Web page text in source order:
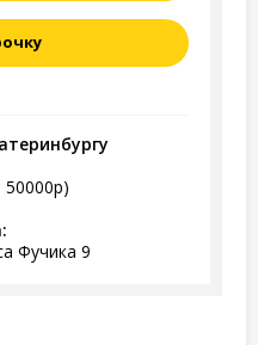
50000р)
Фучика 9